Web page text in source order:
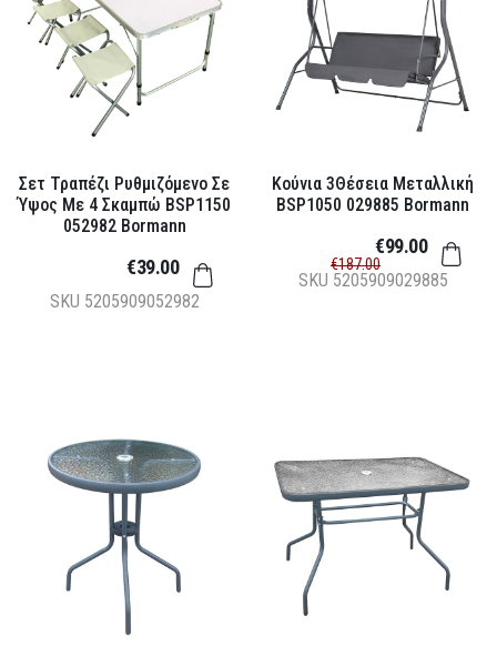
Σετ Τραπέζι Ρυθμιζόμενο Σε
Ύψος Με 4 Σκαμπώ BSP1150
052982 Bormann
SKU 5205909052982
€39.00
Κούνια 3Θέσεια Μεταλλική
BSP1050 029885 Bormann
SKU 5205909029885
€187.00
€99.00